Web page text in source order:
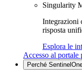
Singularity
Integrazioni
risposta
Esplora le
Accesso al portale
Perché